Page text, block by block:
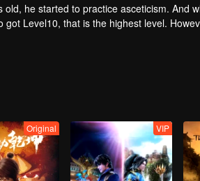
he started to practice asceticism. And
Level10, that is the highest level.
in himself.
Original VIP